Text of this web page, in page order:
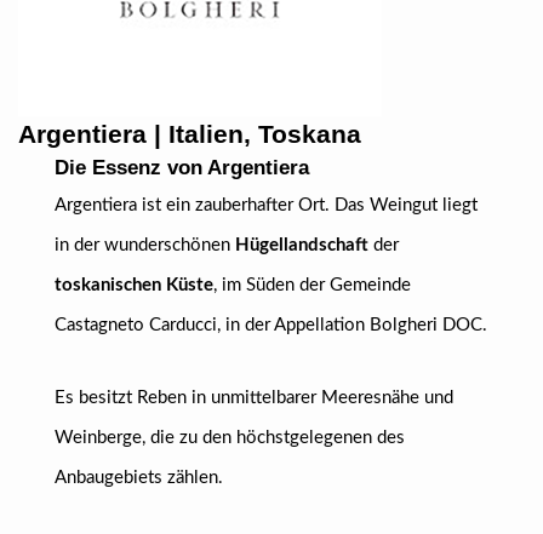
Argentiera | Italien, Toskana
Die Essenz von Argentiera
Argentiera ist ein zauberhafter Ort. Das Weingut liegt
in der wunderschönen Hügellandschaft der
toskanischen Küste, im Süden der Gemeinde
Castagneto Carducci, in der Appellation Bolgheri DOC.
Es besitzt Reben in unmittelbarer Meeresnähe und
Weinberge, die zu den höchstgelegenen des
Anbaugebiets zählen.